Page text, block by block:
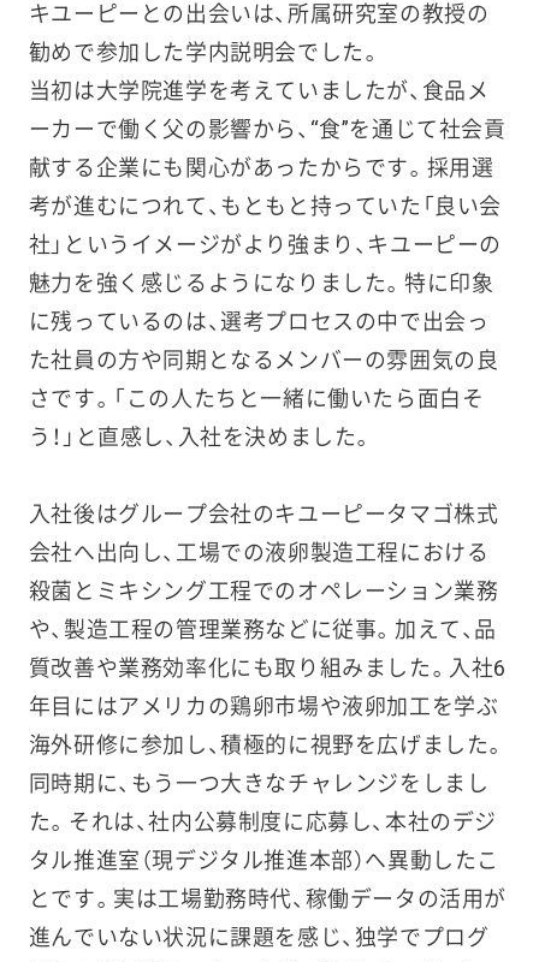
キユーピーとの出会いは、所属研究室の教授の
勧めで参加した学内説明会でした。
当初は大学院進学を考えていましたが、食品メ
ーカーで働く父の影響から、“食”を通じて社会貢
献する企業にも関心があったからです。採用選
考が進むにつれて、もともと持っていた「良い会
社」というイメージがより強まり、キユーピーの
魅力を強く感じるようになりました。特に印象
に残っているのは、選考プロセスの中で出会っ
た社員の方や同期となるメンバーの雰囲気の良
さです。「この人たちと一緒に働いたら面白そ
う！」と直感し、入社を決めました。
入社後はグループ会社のキユーピータマゴ株式
会社へ出向し、工場での液卵製造工程における
殺菌とミキシング工程でのオペレーション業務
や、製造工程の管理業務などに従事。加えて、品
質改善や業務効率化にも取り組みました。入社6
年目にはアメリカの鶏卵市場や液卵加工を学ぶ
海外研修に参加し、積極的に視野を広げました。
同時期に、もう一つ大きなチャレンジをしまし
た。それは、社内公募制度に応募し、本社のデジ
タル推進室（現デジタル推進本部）へ異動したこ
とです。実は工場勤務時代、稼働データの活用が
進んでいない状況に課題を感じ、独学でプログ